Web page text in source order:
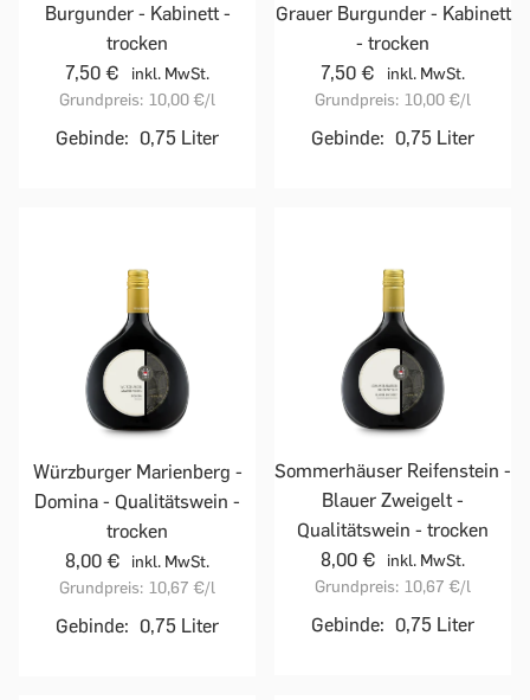
Burgunder - Kabinett -
trocken
7,50 €
inkl. MwSt.
Grundpreis: 10,00 €/l
Gebinde: 0,75 Liter
Grauer Burgunder - Kabinett
- trocken
7,50 €
inkl. MwSt.
Grundpreis: 10,00 €/l
Gebinde: 0,75 Liter
Würzburger Marienberg -
Domina - Qualitätswein -
trocken
8,00 €
inkl. MwSt.
Grundpreis: 10,67 €/l
Gebinde: 0,75 Liter
Sommerhäuser Reifenstein -
Blauer Zweigelt -
Qualitätswein - trocken
8,00 €
inkl. MwSt.
Grundpreis: 10,67 €/l
Gebinde: 0,75 Liter